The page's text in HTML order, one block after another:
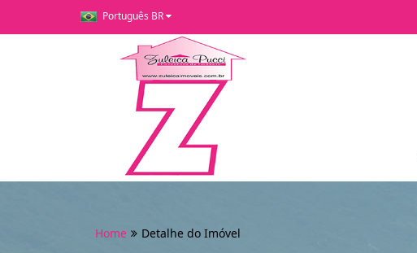
Português BR
Home Detalhe do Imóvel